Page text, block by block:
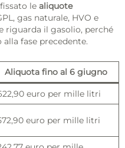
le aliquote
gas naturale, HVO e
riguarda il gasolio, perché
fase precedente.
Aliquota fino al 6 giugno
euro per mille litri
euro per mille litri